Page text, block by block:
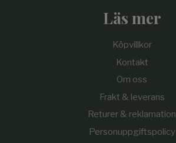
Läs mer
Köpvillkor
Kontakt
Om oss
Frakt & leverans
Returer & reklamation
Personuppgiftspolicy